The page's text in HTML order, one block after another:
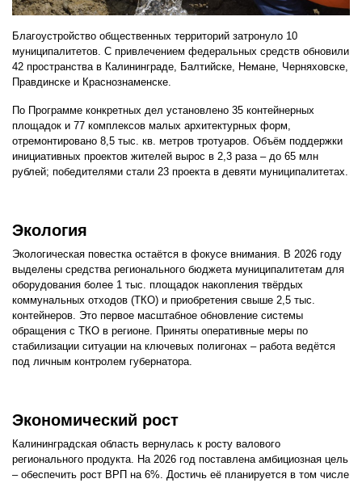
Благоустройство общественных территорий затронуло 10
муниципалитетов. С привлечением федеральных средств обновили
42 пространства в Калининграде, Балтийске, Немане, Черняховске,
Правдинске и Краснознаменске.
По Программе конкретных дел установлено 35 контейнерных
площадок и 77 комплексов малых архитектурных форм,
отремонтировано 8,5 тыс. кв. метров тротуаров. Объём поддержки
инициативных проектов жителей вырос в 2,3 раза – до 65 млн
рублей; победителями стали 23 проекта в девяти муниципалитетах.
Экология
Экологическая повестка остаётся в фокусе внимания. В 2026 году
выделены средства регионального бюджета муниципалитетам для
оборудования более 1 тыс. площадок накопления твёрдых
коммунальных отходов (ТКО) и приобретения свыше 2,5 тыс.
контейнеров. Это первое масштабное обновление системы
обращения с ТКО в регионе. Приняты оперативные меры по
стабилизации ситуации на ключевых полигонах – работа ведётся
под личным контролем губернатора.
Экономический рост
Калининградская область вернулась к росту валового
регионального продукта. На 2026 год поставлена амбициозная цель
– обеспечить рост ВРП на 6%. Достичь её планируется в том числе